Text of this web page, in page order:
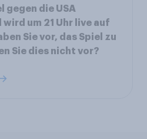
gegen die USA
um 21 Uhr live auf
Sie vor, das Spiel zu
Sie dies nicht vor?